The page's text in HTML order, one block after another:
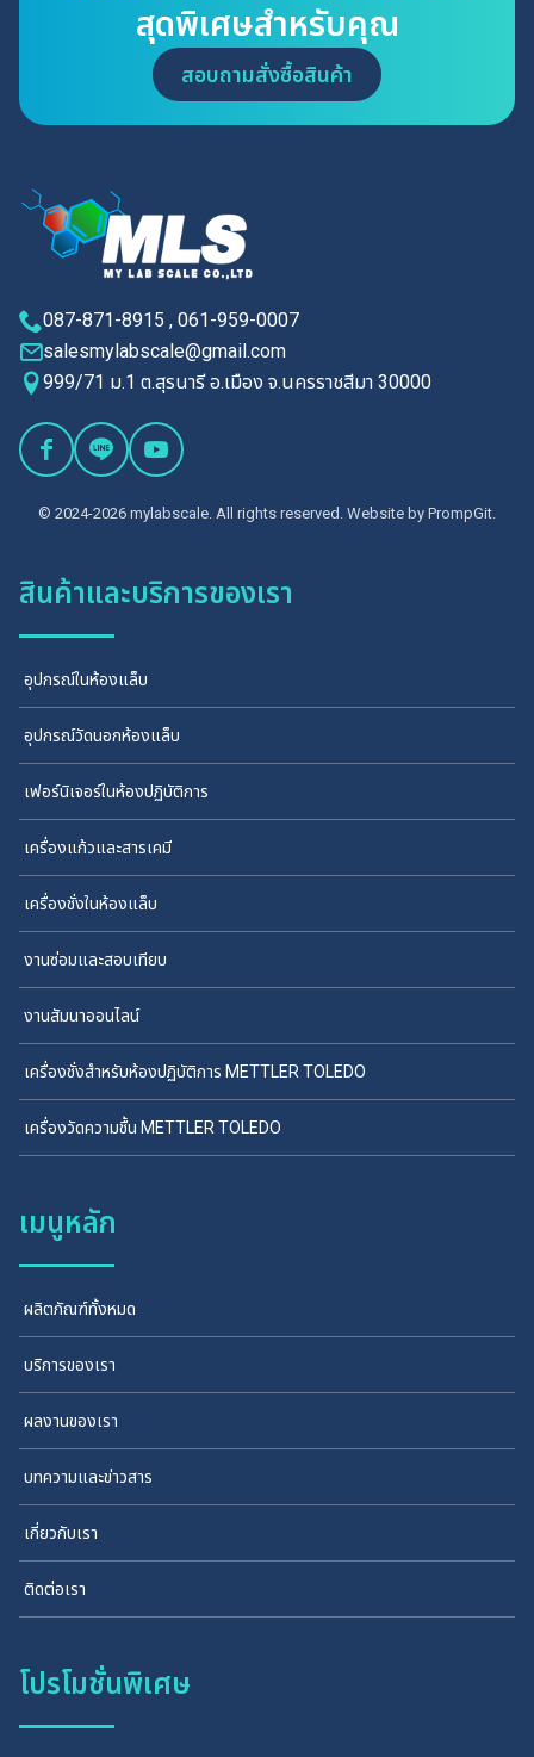
สุดพิเศษสำหรับคุณ
สอบถามสั่งซื้อสินค้า
087-871-8915 , 061-959-0007
salesmylabscale@gmail.com
999/71 ม.1 ต.สุรนารี อ.เมือง จ.นครราชสีมา 30000
© 2024-2026 mylabscale. All rights reserved. Website by PrompGit.
สินค้าและบริการของเรา
อุปกรณ์ในห้องแล็บ
อุปกรณ์วัดนอกห้องแล็บ
เฟอร์นิเจอร์ในห้องปฏิบัติการ
เครื่องแก้วและสารเคมี
เครื่องชั่งในห้องแล็บ
งานซ่อมและสอบเทียบ
งานสัมนาออนไลน์
เครื่องชั่งสำหรับห้องปฏิบัติการ METTLER TOLEDO
เครื่องวัดความชื้น METTLER TOLEDO
เมนูหลัก
ผลิตภัณฑ์ทั้งหมด
บริการของเรา
ผลงานของเรา
บทความและข่าวสาร
เกี่ยวกับเรา
ติดต่อเรา
โปรโมชั่นพิเศษ